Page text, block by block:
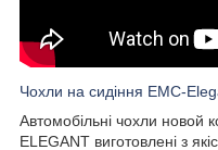
Чохли на сидіння EMC-
Автомобільні чохли новой
ELEGANT виготовлені з